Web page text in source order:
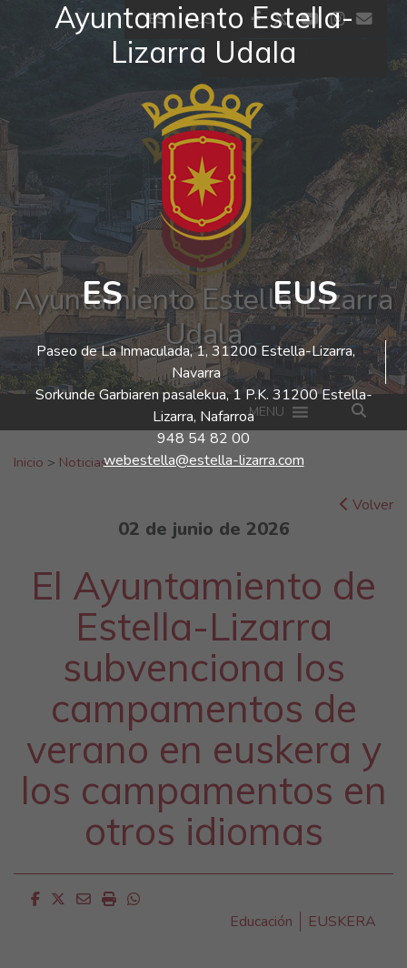
Ayuntamiento Estella-
Lizarra Udala
ES EUS
Paseo de La Inmaculada, 1, 31200 Estella-Lizarra,
Navarra
Sorkunde Garbiaren pasalekua, 1 P.K. 31200 Estella-
Lizarra, Nafarroa
948 54 82 00
webestella@estella-lizarra.com
Ir al contenido ES EUS facebook
twitter
youtube
El tiempo - Tutiempo.net
Ayuntamiento Estella-Lizarra
Udala
MENU
Buscar:
Inicio > Noticias
Volver
02 de junio de 2026
El Ayuntamiento de
Estella-Lizarra
subvenciona los
campamentos de
verano en euskera y
los campamentos en
otros idiomas
Facebook
Twitter
EmailImprimirWhatsapp
Educación
EUSKERA